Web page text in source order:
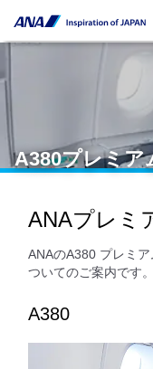
A380プレミア
ANAプレミ
ANAのA380 プレミ
ついてのご案内です。
A380